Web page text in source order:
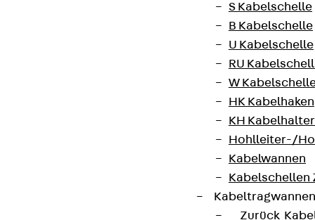
S Kabelschelle
B Kabelschelle
U Kabelschelle
RU
W
HK Kabelhaken
KH Kabelhalter
Hohlleiter-/
Kabelwannen
Kabelschellen
Zurück